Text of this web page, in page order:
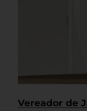
Vereador de